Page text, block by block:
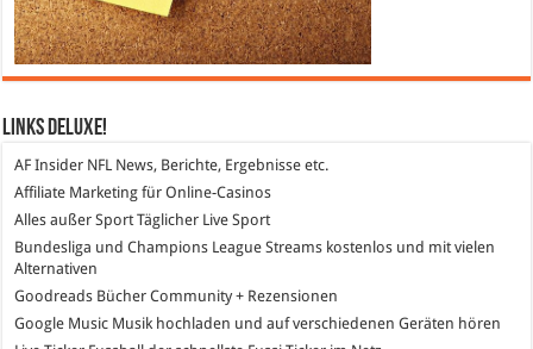
Links DeLuXe!
AF Insider NFL News, Berichte, Ergebnisse etc.
Affiliate Marketing für Online-Casinos
Alles außer Sport Täglicher Live Sport
Bundesliga und Champions League Streams kostenlos und mit vielen
Alternativen
Goodreads Bücher Community + Rezensionen
Google Music Musik hochladen und auf verschiedenen Geräten hören